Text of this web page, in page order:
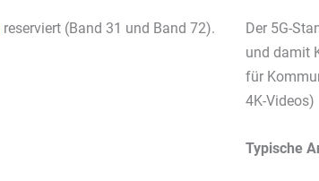
reserviert (Band 31 und Band 72).
Der 5G-
und damit
für
4K-Videos)
Typische